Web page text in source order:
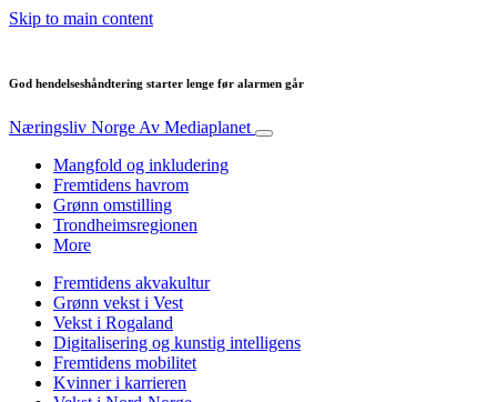
Skip to main content
God hendelseshåndtering starter lenge før alarmen går
Næringsliv Norge Av Mediaplanet
Mangfold og inkludering
Fremtidens havrom
Grønn omstilling
Trondheimsregionen
More
Fremtidens akvakultur
Grønn vekst i Vest
Vekst i Rogaland
Digitalisering og kunstig intelligens
Fremtidens mobilitet
Kvinner i karrieren